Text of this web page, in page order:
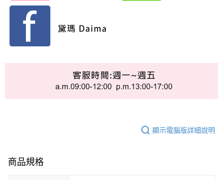
顯示電腦版詳細說明
商品規格